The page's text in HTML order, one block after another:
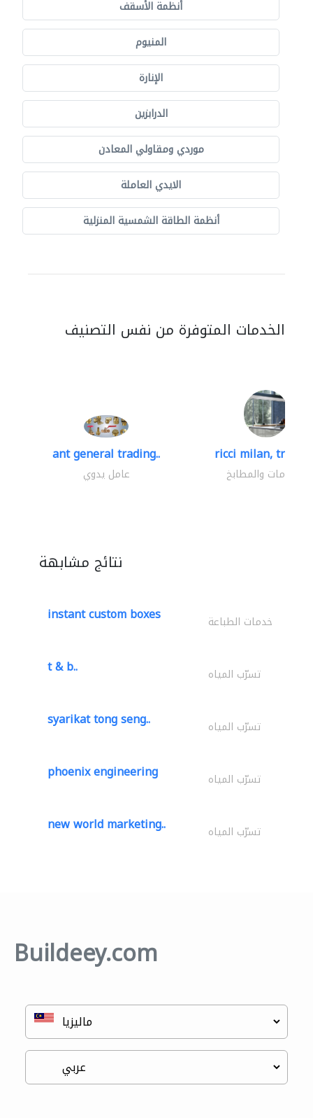
أنظمة الأسقف
المنيوم
الإنارة
الدرابزين
موردي ومقاولي المعادن
الايدي العاملة
أنظمة الطاقة الشمسية المنزلية
الخدمات المتوفرة من نفس التصنيف
ant general trading..
عامل يدوي
ricci milan,
الحمامات والمطابخ
نتائج مشابهة
instant custom boxes خدمات الطباعة
t & b.. تسرّب المياه
syarikat tong seng.. تسرّب المياه
phoenix engineering تسرّب المياه
new world marketing.. تسرّب المياه
Buildeey.com